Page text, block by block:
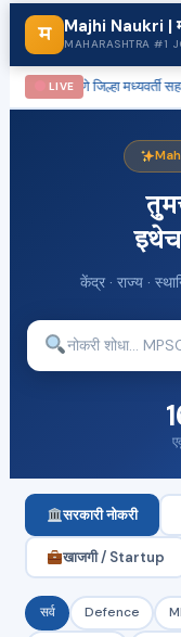
म Majhi Naukri |
MAHARASHTRA #1
LIVEपुणे जिल्हा मध्यवर्ती
केंद्र · राज्य ·
सरकारी नोकरी
खाजगी / Startup
सर्व Defence